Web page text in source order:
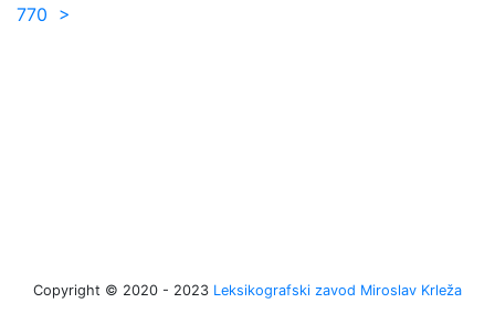
770 >
Copyright © 2020 - 2023 Leksikografski zavod Miroslav Krleža